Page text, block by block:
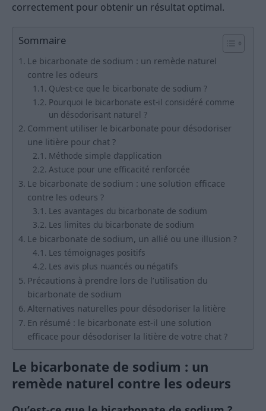
correctement pour obtenir un résultat optimal.
Sommaire
Le bicarbonate de sodium : un remède naturel
contre les odeurs
Qu’est-ce que le bicarbonate de sodium ?
Pourquoi le bicarbonate est-il considéré comme
un désodorisant naturel ?
Comment utiliser le bicarbonate pour désodoriser
une litière pour chat ?
Méthode simple d’application
Astuce pour une efficacité renforcée
Le bicarbonate de sodium : une solution efficace
contre les odeurs ?
Les avantages du bicarbonate de sodium
Les limites du bicarbonate de sodium
Le bicarbonate de sodium, un allié ou une illusion ?
Les témoignages positifs
Les avis plus nuancés ou négatifs
Précautions à prendre lors de l’utilisation du
bicarbonate de sodium
Alternatives naturelles pour désodoriser la litière
En résumé : le bicarbonate est-il une solution
efficace pour désodoriser la litière de votre chat ?
Le bicarbonate de sodium : un
remède naturel contre les odeurs